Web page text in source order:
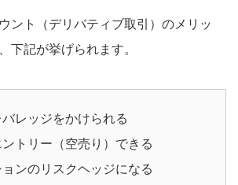
ント（デリバティブ取引）のメリッ
下記が挙げられます。
レッジをかけられる
トリー（空売り）できる
ンのリスクヘッジになる